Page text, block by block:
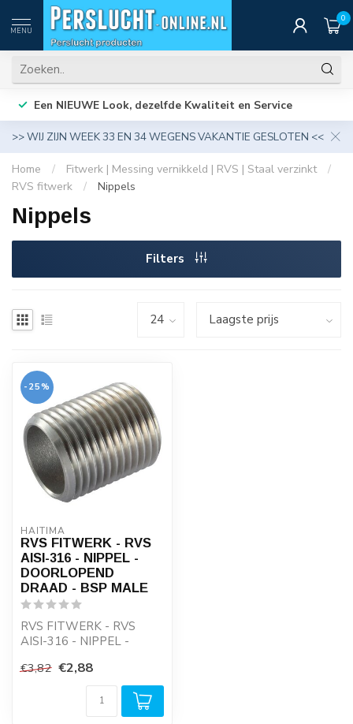
MENU
0
Een NIEUWE Look, dezelfde Kwaliteit en Service
>> WIJ ZIJN WEEK 33 EN 34 WEGENS VAKANTIE GESLOTEN <<
Home / Fitwerk | Messing vernikkeld | RVS | Staal verzinkt
/
RVS fitwerk
/ Nippels
Nippels
Filters
-25%
HAITIMA
RVS FITWERK - RVS
AISI-316 - NIPPEL -
DOORLOPEND
DRAAD - BSP MALE
RVS FITWERK - RVS
AISI-316 - NIPPEL -
BSP MALE
€3,82 €2,88